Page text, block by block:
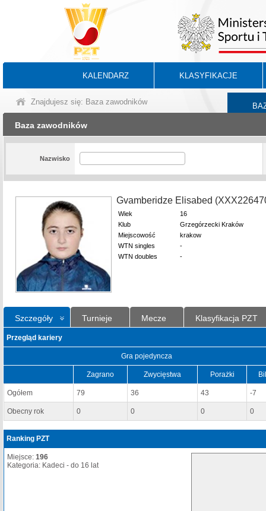
KALENDARZ KLASYFIKACJE
Znajdujesz się: Baza zawodników
Baza zawodników
Nazwisko
Gvamberidze Elisabed
Wiek
16
Klub
Grzegórzecki Kraków
Miejscowość
krakow
WTN singles
-
WTN doubles
-
Szczegóły Turnieje Mecze Klasyfikacja PZT
Przegląd kariery
Gra pojedyncza
Zagrano Zwycięstwa Porażki
Ogółem 79 36 43 -7
Obecny rok 0 0 0 0
Ranking PZT
Miejsce: 196
Kategoria: Kadeci - do 16 lat